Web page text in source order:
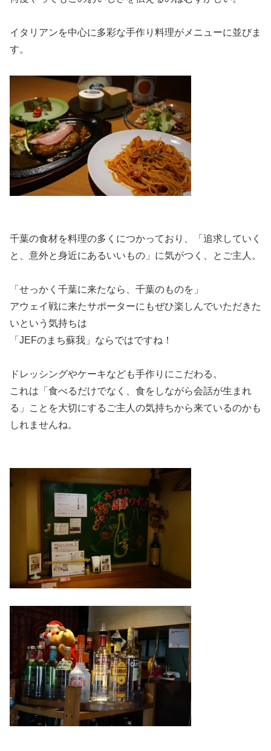
イタリアンを中心に多彩な手作り料理がメニューに並びま
す。
千葉の食材を料理の多くにつかっており、「追求していく
と、意外と身近にあるいいもの」に気がつく、とご主人。
「せっかく千葉に来たなら、千葉のものを」
アウェイ戦に来たサポーターにもぜひ楽しんでいただきた
いという気持ちは
「JEFのまち蘇我」ならではですね！
ドレッシングやケーキなども手作りにこだわる。
これは「食べるだけでなく、食をしながら会話が生まれ
る」ことを大切にするご主人の気持ちから来ているのかも
しれませんね。